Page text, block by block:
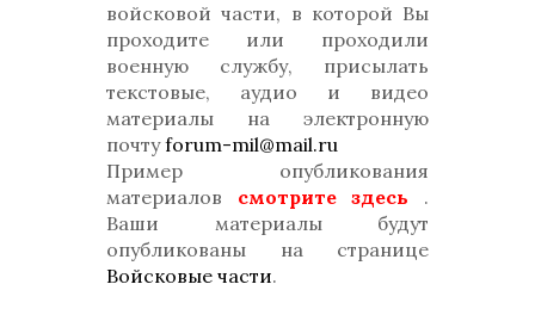
войсковой части, в которой Вы
проходите или проходили
военную службу, присылать
текстовые, аудио и видео
материалы на электронную
почтуforum-mil@mail.ru
Пример опубликования
материалов смотрите здесь .
Ваши материалы будут
опубликованы на странице
Войсковые части.